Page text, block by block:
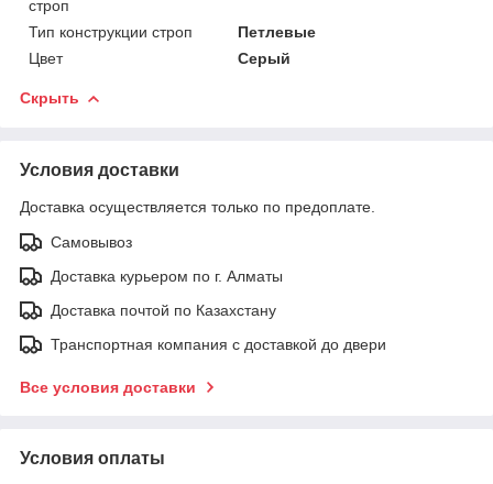
строп
Тип конструкции строп
Петлевые
Цвет
Серый
Скрыть
Условия доставки
Доставка осуществляется только по предоплате.
Самовывоз
Доставка курьером по г. Алматы
Доставка почтой по Казахстану
Транспортная компания с доставкой до двери
Все условия доставки
Условия оплаты